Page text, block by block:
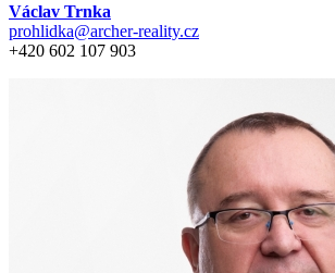
Václav Trnka
prohlidka@archer-reality.cz
+420 602 107 903